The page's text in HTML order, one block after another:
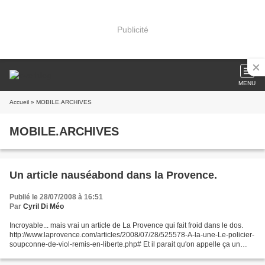
Publicité
MENU
Accueil » MOBILE.ARCHIVES
MOBILE.ARCHIVES
Un article nauséabond dans la Provence.
Publié le 28/07/2008 à 16:51
Par Cyril Di Méo
Incroyable... mais vrai un article de La Provence qui fait froid dans le dos.
http://www.laprovence.com/articles/2008/07/28/525578-A-la-une-Le-policier-
soupconne-de-viol-remis-en-liberte.php# Et il parait qu'on appelle ça un